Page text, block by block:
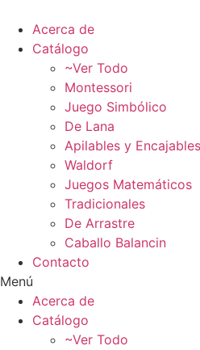
contenido
Acerca de
Catálogo
~Ver Todo
Montessori
Juego Simbólico
De Lana
Apilables y Encajables
Waldorf
Juegos Matemáticos
Tradicionales
De Arrastre
Caballo Balancin
Contacto
Menú
Acerca de
Catálogo
~Ver Todo